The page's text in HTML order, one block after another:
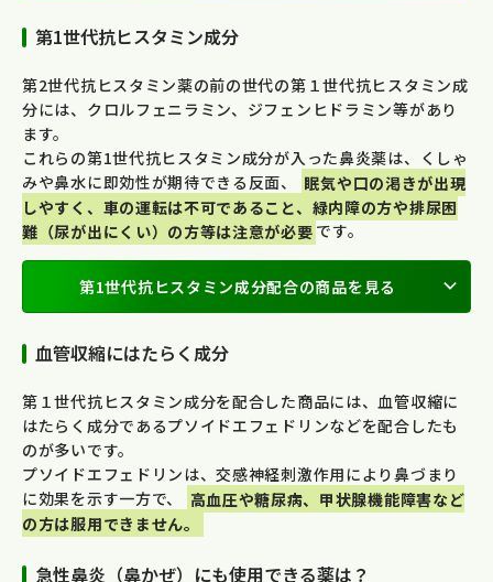
第1世代抗ヒスタミン成分
第2世代抗ヒスタミン薬の前の世代の第１世代抗ヒスタミン成
分には、クロルフェニラミン、ジフェンヒドラミン等があり
ます。
これらの第1世代抗ヒスタミン成分が入った鼻炎薬は、くしゃ
みや鼻水に即効性が期待できる反面、
眠気や口の渇きが出現
しやすく、車の運転は不可であること、緑内障の方や排尿困
難（尿が出にくい）の方等は注意が必要 です。
第1世代抗ヒスタミン成分配合の商品を見る
血管収縮にはたらく成分
第１世代抗ヒスタミン成分を配合した商品には、血管収縮に
はたらく成分であるプソイドエフェドリンなどを配合したも
のが多いです。
プソイドエフェドリンは、交感神経刺激作用により鼻づまり
に効果を示す一方で、
高血圧や糖尿病、甲状腺機能障害など
の方は服用できません。
急性鼻炎（鼻かぜ）にも使用できる薬は？